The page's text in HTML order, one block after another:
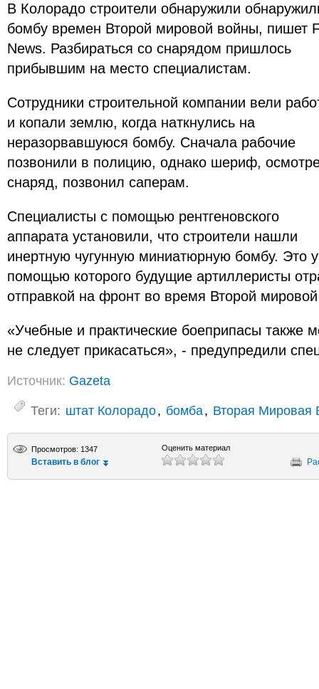
В Колорадо строители обнаружили
бомбу времен Второй мировой войны, пишет
News. Разбираться со снарядом пришлось
прибывшим на место специалистам.
Сотрудники строительной компании вели
и копали землю, когда наткнулись на
неразорвавшуюся бомбу. Сначала рабочие
позвонили в полицию, однако шериф,
снаряд, позвонил саперам.
Специалисты с помощью рентгеновского
аппарата установили, что строители нашли
инертную чугунную миниатюрную бомбу. Это
помощью которого будущие артиллеристы
отправкой на фронт во время Второй
«Учебные и практические боеприпасы также
не следует прикасаться», - предупредили
Источник: Gazeta
Теги: штат Колорадо, бомба, Вторая Мировая
Просмотров: 1347
Вставить в блог
Оценить материал